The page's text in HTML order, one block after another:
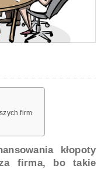
firm
kłopoty
firma, bo takie